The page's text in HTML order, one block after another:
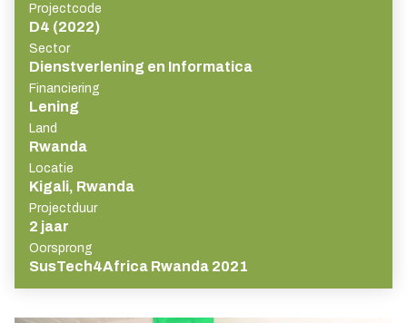
Projectcode
D4 (2022)
Sector
Dienstverlening en Informatica
Financiering
Lening
Land
Rwanda
Locatie
Kigali, Rwanda
Projectduur
2 jaar
Oorsprong
SusTech4Africa Rwanda 2021